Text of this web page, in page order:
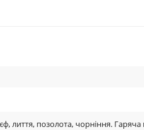
лиття, позолота, чорніння.